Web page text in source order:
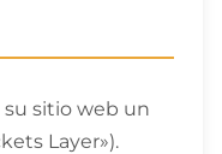
su sitio web un
Layer»).